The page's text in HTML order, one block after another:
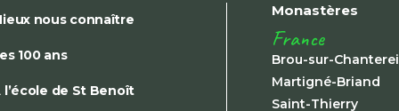
nous connaître
100 ans
l’école de St Benoît
Monastères
France
Brou-sur-
Martigné-Briand
Saint-Thierry